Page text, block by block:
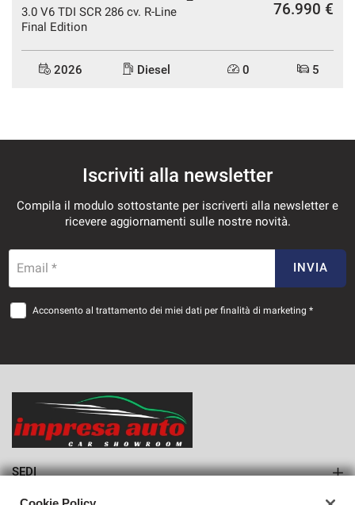
3.0 V6 TDI SCR 286 cv. R-Line
Final Edition
76.990 €
2026 Diesel 0 5
Iscriviti alla newsletter
Compila il modulo sottostante per iscriverti alla newsletter e
ricevere aggiornamenti sulle nostre novità.
Email * INVIA
Acconsento al trattamento dei miei dati per finalità di marketing *
SEDI